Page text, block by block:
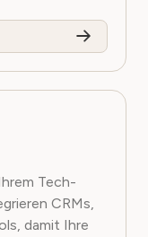
Tech-
CRMs,
damit Ihre